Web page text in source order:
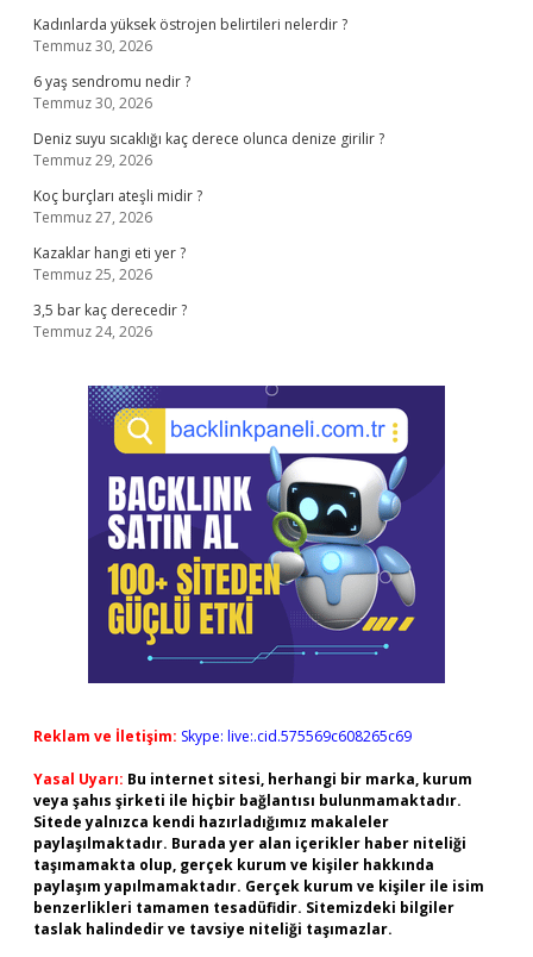
Kadınlarda yüksek östrojen belirtileri nelerdir ?
Temmuz 30, 2026
6 yaş sendromu nedir ?
Temmuz 30, 2026
Deniz suyu sıcaklığı kaç derece olunca denize girilir ?
Temmuz 29, 2026
Koç burçları ateşli midir ?
Temmuz 27, 2026
Kazaklar hangi eti yer ?
Temmuz 25, 2026
3,5 bar kaç derecedir ?
Temmuz 24, 2026
Reklam ve İletişim: Skype: live:.cid.575569c608265c69
Yasal Uyarı: Bu internet sitesi, herhangi bir marka, kurum
veya şahıs şirketi ile hiçbir bağlantısı bulunmamaktadır.
Sitede yalnızca kendi hazırladığımız makaleler
paylaşılmaktadır. Burada yer alan içerikler haber niteliği
taşımamakta olup, gerçek kurum ve kişiler hakkında
paylaşım yapılmamaktadır. Gerçek kurum ve kişiler ile isim
benzerlikleri tamamen tesadüfidir. Sitemizdeki bilgiler
taslak halindedir ve tavsiye niteliği taşımazlar.